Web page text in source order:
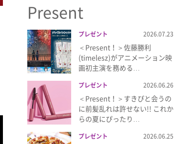
Present
プレゼント 2026.07.23
＜Present！＞佐藤勝利
(timelesz)がアニメーション映
画初主演を務める…
プレゼント 2026.06.26
＜Present！＞すきぴと会うの
に前髪乱れは許せない!! これか
らの夏にぴったり…
プレゼント 2026.06.25